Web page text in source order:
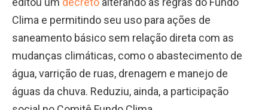
Clima e permitindo seu uso para ações de
saneamento básico sem relação direta com as
mudanças climáticas, como o abastecimento de
água, varrição de ruas, drenagem e manejo de
águas da chuva. Reduziu, ainda, a participação